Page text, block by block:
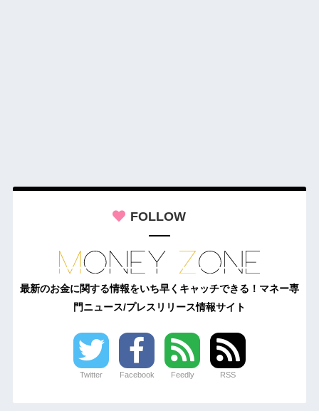
FOLLOW
最新のお金に関する情報をいち早くキャッチできる！マネー専
門ニュース/プレスリリース情報サイト
Twitter Facebook Feedly RSS